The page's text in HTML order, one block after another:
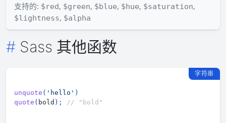
支持的: $red, $green, $blue, $hue, $saturation,
$lightness, $alpha
Sass 其他函数
字符串
unquote ( 'hello' )
quote ( bold ) ; // "bold"